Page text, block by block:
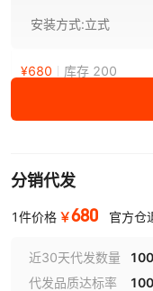
安装方式:立式
¥680 库存 200
分销代发
1件价格 ￥680 官方仓
近30天代发数量
代发品质达标率